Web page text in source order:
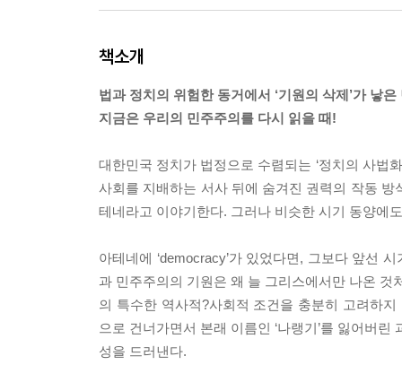
책소개
법과 정치의 위험한 동거에서 ‘기원의 삭제’가 낳
지금은 우리의 민주주의를 다시 읽을 때!
대한민국 정치가 법정으로 수렴되는 ‘정치의 사법
사회를 지배하는 서사 뒤에 숨겨진 권력의 작동
테네라고 이야기한다. 그러나 비슷한 시기 동양에
아테네에 ‘democracy’가 있었다면, 그보다 앞선
과 민주주의의 기원은 왜 늘 그리스에서만 나온
의 특수한 역사적?사회적 조건을 충분히 고려하
으로 건너가면서 본래 이름인 ‘나랭기’를 잃어버
성을 드러낸다.